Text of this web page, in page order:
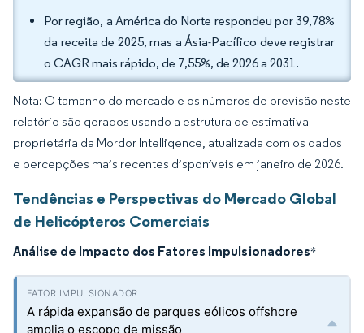
Por região, a América do Norte respondeu por 39,78%
da receita de 2025, mas a Ásia-Pacífico deve registrar
o CAGR mais rápido, de 7,55%, de 2026 a 2031.
Nota: O tamanho do mercado e os números de previsão neste
relatório são gerados usando a estrutura de estimativa
proprietária da Mordor Intelligence, atualizada com os dados
e percepções mais recentes disponíveis em janeiro de 2026.
Tendências e Perspectivas do Mercado Global
de Helicópteros Comerciais
Análise de Impacto dos Fatores Impulsionadores*
A rápida expansão de parques eólicos offshore
amplia o escopo de missão